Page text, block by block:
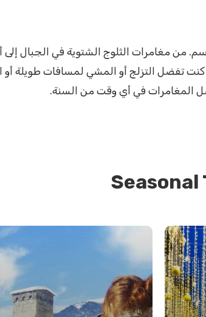
من مغامرات الثلوج الشتوية في الجبال إلى
تفضل التزلج أو المشي لمسافات طويلة أو
المغامرات في أي وقت من السنة.